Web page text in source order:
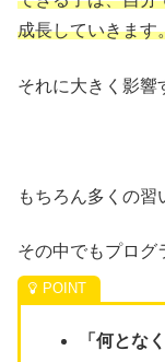
成長していきます
それに大きく影響
もちろん多くの習
その中でもプログ
「何となく